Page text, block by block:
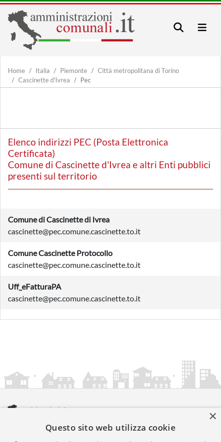
Home Italia Piemonte
Città metropolitana di Torino
Cascinette d'Ivrea
Pec
Elenco indirizzi PEC (Posta Elettronica
Certificata)
Comune di Cascinette d'Ivrea e altri Enti pubblici
presenti sul territorio
Comune di Cascinette di Ivrea
cascinette@pec.comune.cascinette.to.it
Comune Cascinette Protocollo
cascinette@pec.comune.cascinette.to.it
Uff_eFatturaPA
cascinette@pec.comune.cascinette.to.it
amministrazionicomunali.it è una iniziativa diartemedia.it
×
Questo sito web utilizza cookie